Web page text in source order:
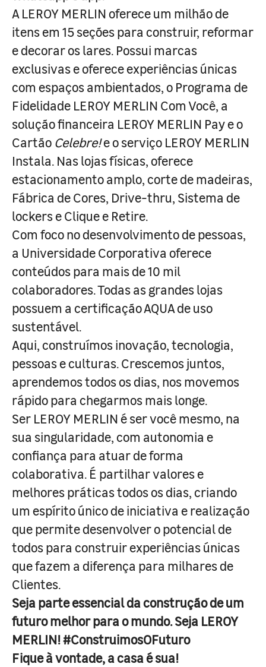
A LEROY MERLIN oferece um milhão de
itens em 15 seções para construir, reformar
e decorar os lares. Possui marcas
exclusivas e oferece experiências únicas
com espaços ambientados, o Programa de
Fidelidade LEROY MERLIN Com Você, a
solução financeira LEROY MERLIN Pay e o
Cartão Celebre!e o serviço LEROY MERLIN
Instala. Nas lojas físicas, oferece
estacionamento amplo, corte de madeiras,
Fábrica de Cores, Drive-thru, Sistema de
lockers e Clique e Retire.
Com foco no desenvolvimento de pessoas,
a Universidade Corporativa oferece
conteúdos para mais de 10 mil
colaboradores. Todas as grandes lojas
possuem a certificação AQUA de uso
sustentável.
Aqui, construímos inovação, tecnologia,
pessoas e culturas. Crescemos juntos,
aprendemos todos os dias, nos movemos
rápido para chegarmos mais longe.
Ser LEROY MERLIN é ser você mesmo, na
sua singularidade, com autonomia e
confiança para atuar de forma
colaborativa. É partilhar valores e
melhores práticas todos os dias, criando
um espírito único de iniciativa e realização
que permite desenvolver o potencial de
todos para construir experiências únicas
que fazem a diferença para milhares de
Clientes.
Seja parte essencial da construção de um
futuro melhor para o mundo. Seja LEROY
MERLIN! #ConstruimosOFuturo
Fique à vontade, a casa é sua!